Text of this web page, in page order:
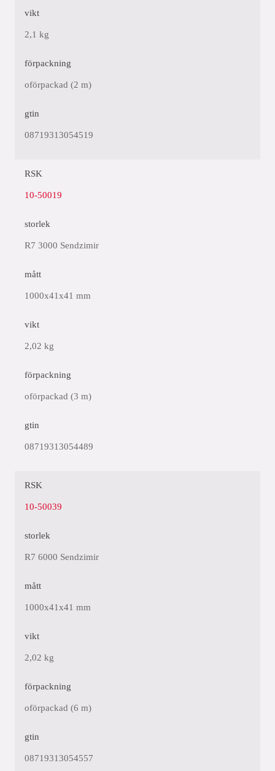
vikt
2,1 kg
förpackning
oförpackad (2 m)
gtin
08719313054519
RSK
10-50019
storlek
R7 3000 Sendzimir
mått
1000x41x41 mm
vikt
2,02 kg
förpackning
oförpackad (3 m)
gtin
08719313054489
RSK
10-50039
storlek
R7 6000 Sendzimir
mått
1000x41x41 mm
vikt
2,02 kg
förpackning
oförpackad (6 m)
gtin
08719313054557